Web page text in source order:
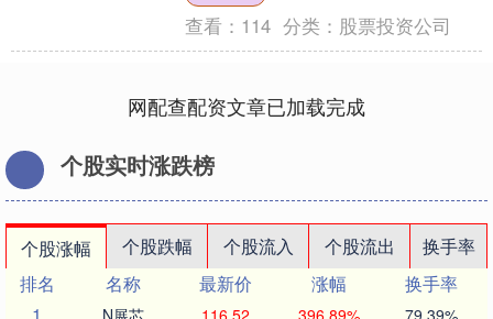
查看： 114 分类： 股票投资公司
网配查配资文章已加载完成
个股实时涨跌榜
个股涨幅 个股跌幅 个股流入 个股流出
换手率
排名
名称 最新价 涨幅
换手率